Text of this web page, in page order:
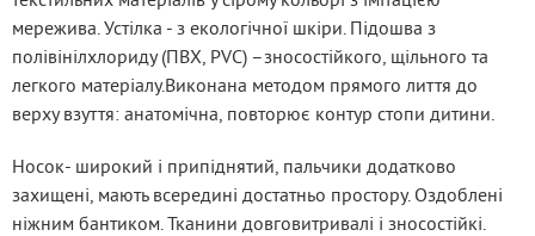
мережива. Устілка - з екологічної шкіри. Підошва з
полівінілхлориду (ПВХ, PVC) –зносостійкого, щільного та
легкого матеріалу.Виконана методом прямого лиття до
верху взуття: анатомічна, повторює контур стопи дитини.
Носок- широкий і припіднятий, пальчики додатково
захищені, мають всередині достатньо простору. Оздоблені
ніжним бантиком. Тканини довговитривалі і зносостійкі.